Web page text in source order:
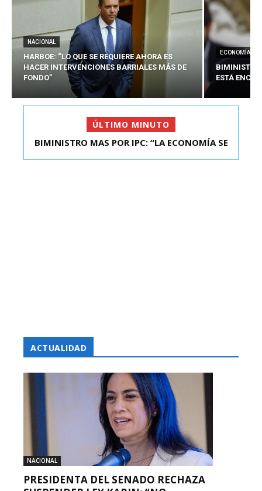
NACIONAL
HARBOE: “LO QUE SE REQUIERE AHORA ES
HACER INTERVENCIONES BARRIALES MÁS DE
FONDO”
ECONOMÍA
BIMINISTRO
ESTÁ
ÚLTIMO MINUTO
KAST SE REUNIÓ CON EL PRESIDENTE ELECTO DE
BIMINISTRO MAS POR IPC: “LA ECONOMÍA SE
ACTUALIDAD
NACIONAL
PRESIDENTA DEL SENADO RECHAZA